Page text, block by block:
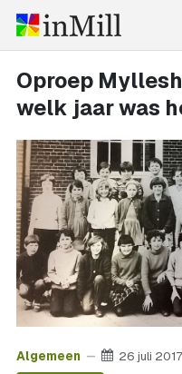
Oproep
welk jaar was
Algemeen 26 juli 2017